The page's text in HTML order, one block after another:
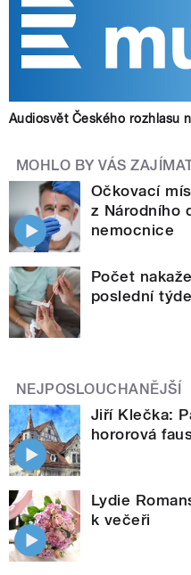
Audiosvět Českého rozhlasu
MOHLO BY VÁS
Očkovací
z Národního
nemocnice
Počet
poslední
NEJPOSLOUCHANĚJŠÍ
Jiří Klečka:
hororová
Lydie
k večeři